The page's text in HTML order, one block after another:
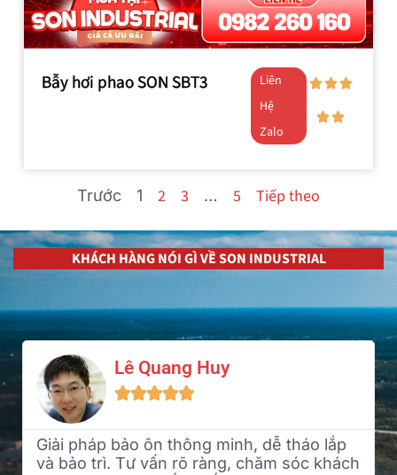
Bẫy hơi phao SON SBT3
Liên
Hệ
Zalo
Trước 1 2 3 … 5 Tiếp theo
KHÁCH HÀNG NÓI GÌ VỀ SON INDUSTRIAL
Lê Quang Huy

Giải pháp bảo ôn thông minh, dễ tháo lắp
và bảo trì. Tư vấn rõ ràng, chăm sóc khách